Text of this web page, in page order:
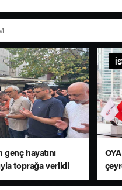
genç hayatını
toprağa verildi